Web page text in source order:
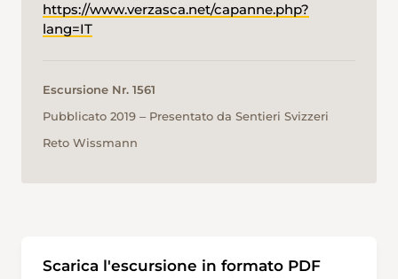
https://www.verzasca.net/capanne.php?
lang=IT
Escursione Nr. 1561
Pubblicato 2019 ‒ Presentato da Sentieri Svizzeri
Reto Wissmann
Scarica l'escursione in formato PDF